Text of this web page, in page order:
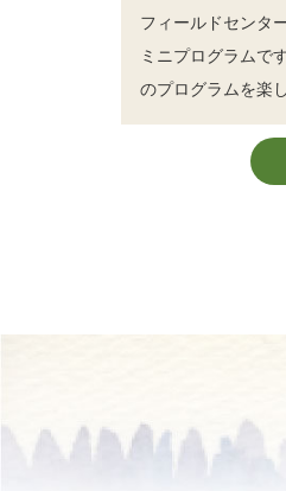
フィールドセンタ
ミニプログラムで
のプログラムを楽